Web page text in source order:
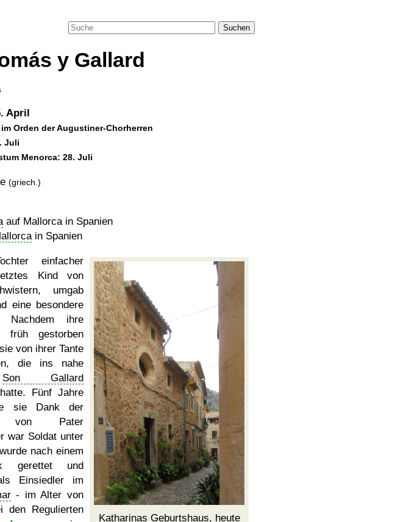
Suchen
y Gallard
April
Orden der Augustiner-Chorherren
Juli
Menorca: 28. Juli
(griech.)
auf Mallorca in Spanien
in Spanien
Katharinas Geburtshaus, heute
einfacher
Kind von
umgab
eine besondere
Nachdem ihre
früh gestorben
von ihrer Tante
die ins nahe
Son Gallard
Fünf Jahre
sie Dank der
von Pater
war Soldat unter
nach einem
gerettet und
Einsiedler im
- im Alter von
den Regulierten